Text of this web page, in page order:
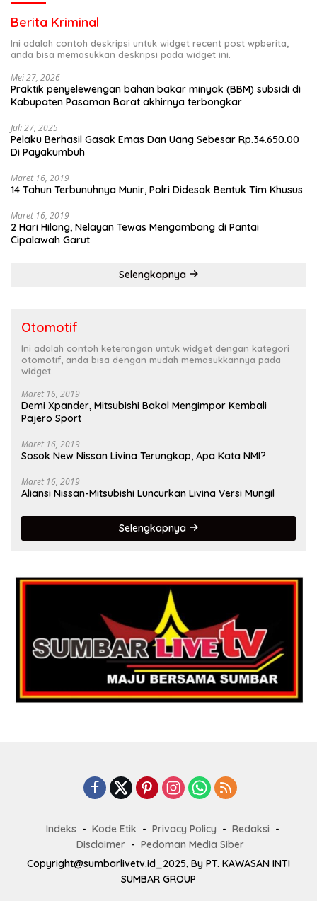
Berita Kriminal
Ini adalah contoh deskripsi untuk widget recent post wpberita,
anda bisa memasukkan deskripsi pada widget ini.
Mei 27, 2026
Praktik penyelewengan bahan bakar minyak (BBM) subsidi di
Kabupaten Pasaman Barat akhirnya terbongkar
Juli 27, 2025
Pelaku Berhasil Gasak Emas Dan Uang Sebesar Rp.34.650.00
Di Payakumbuh
Maret 16, 2019
14 Tahun Terbunuhnya Munir, Polri Didesak Bentuk Tim Khusus
Maret 16, 2019
2 Hari Hilang, Nelayan Tewas Mengambang di Pantai
Cipalawah Garut
Selengkapnya
Otomotif
Ini adalah contoh keterangan untuk widget dengan kategori
otomotif, anda bisa dengan mudah memasukkannya pada
widget.
Maret 16, 2019
Demi Xpander, Mitsubishi Bakal Mengimpor Kembali
Pajero Sport
Maret 16, 2019
Sosok New Nissan Livina Terungkap, Apa Kata NMI?
Maret 16, 2019
Aliansi Nissan-Mitsubishi Luncurkan Livina Versi Mungil
Selengkapnya
Indeks Kode Etik Privacy Policy
Redaksi
Disclaimer
Pedoman Media Siber
Copyright@sumbarlivetv.id_2025, By PT. KAWASAN INTI
SUMBAR GROUP